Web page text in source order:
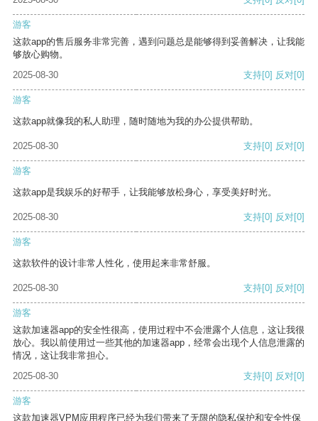
游客
这款app的售后服务非常完善，遇到问题总是能够得到妥善解决，让我能
够放心购物。
2025-08-30
支持[0] 反对[0]
游客
这款app就像我的私人助理，随时随地为我的办公提供帮助。
2025-08-30 支持[0] 反对[0]
游客
这款app是我娱乐的好帮手，让我能够放松身心，享受美好时光。
2025-08-30 支持[0] 反对[0]
游客
这款软件的设计非常人性化，使用起来非常舒服。
2025-08-30 支持[0] 反对[0]
游客
这款加速器app的安全性很高，使用过程中不会泄露个人信息，这让我很
放心。我以前使用过一些其他的加速器app，经常会出现个人信息泄露的
情况，这让我非常担心。
2025-08-30
支持[0] 反对[0]
游客
这款加速器VPM应用程序已经为我们带来了无限的隐私保护和安全性保